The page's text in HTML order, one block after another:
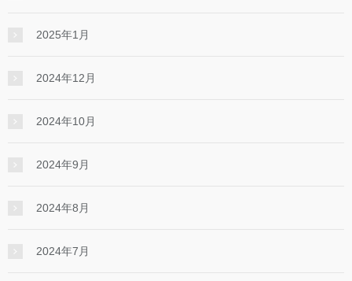
2025年1月
2024年12月
2024年10月
2024年9月
2024年8月
2024年7月